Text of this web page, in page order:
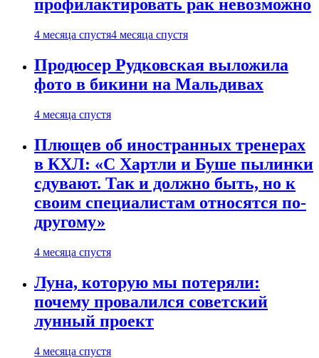
профилактировать рак невозможно
4 месяца спустя4 месяца спустя
Продюсер Рудковская выложила
фото в бикини на Мальдивах
4 месяца спустя
Плющев об иностранных тренерах
в КХЛ: «С Хартли и Буше пылинки
сдувают. Так и должно быть, но к
своим специалистам относятся по-
другому»
4 месяца спустя
Луна, которую мы потеряли:
почему провалился советский
лунный проект
4 месяца спустя